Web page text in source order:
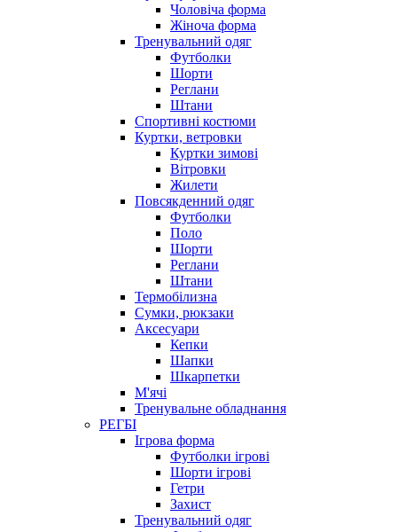
Чоловіча форма
Жіноча форма
Тренувальний одяг
Футболки
Шорти
Реглани
Штани
Спортивні костюми
Куртки, ветровки
Куртки зимові
Вітровки
Жилети
Повсякденний одяг
Футболки
Поло
Шорти
Реглани
Штани
Термобілизна
Сумки, рюкзаки
Аксесуари
Кепки
Шапки
Шкарпетки
М'ячі
Тренувальне обладнання
РЕГБІ
Ігрова форма
Футболки ігрові
Шорти ігрові
Гетри
Захист
Тренувальний одяг